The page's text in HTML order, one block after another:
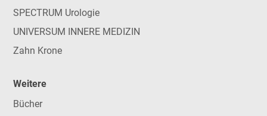
SPECTRUM Urologie
UNIVERSUM INNERE MEDIZIN
Zahn Krone
Weitere
Bücher